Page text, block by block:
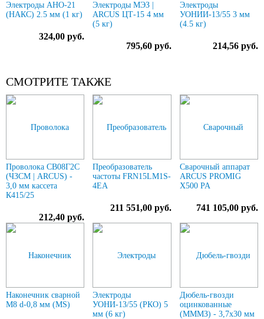
Электроды АНО-21
(НАКС) 2.5 мм (1 кг)
324,00 руб.
Электроды МЭЗ |
ARCUS ЦТ-15 4 мм
(5 кг)
795,60 руб.
Электроды
УОНИИ-13/55 3 мм
(4.5 кг)
214,56 руб.
СМОТРИТЕ ТАКЖЕ
Проволока СВ08Г2С
(ЧЗСМ | ARCUS) -
3,0 мм кассета
К415/25
212,40 руб.
Преобразователь
частоты FRN15LM1S-
4EA
211 551,00 руб.
Сварочный аппарат
ARCUS PROMIG
X500 PA
741 105,00 руб.
Наконечник сварной
М8 d-0,8 мм (MS)
Электроды
УОНИ-13/55 (РКО) 5
мм (6 кг)
Дюбель-гвозди
оцинкованные
(МММЗ) - 3,7х30 мм